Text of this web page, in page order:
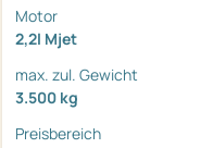
Motor
2,2l Mjet
max. zul. Gewicht
3.500 kg
Preisbereich